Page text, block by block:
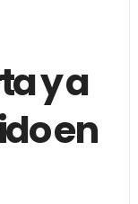
y a
en